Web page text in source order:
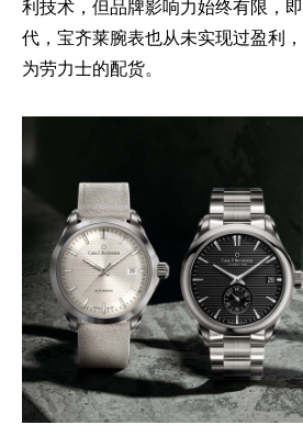
利技术，但品牌影响力始终有限，
代，宝齐莱腕表也从未实现过盈利
为劳力士的配货。